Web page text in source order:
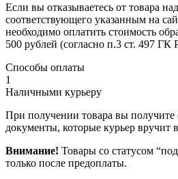
Если вы отказываетесь от товара
соответствующего указанным на
необходимо оплатить стоимость
500 рублей (согласно п.3 ст. 497 ГК
Способы оплаты
1
Наличными курьеру
При получении товара вы получите
документы, которые курьер вручит
Внимание! Товары со статусом
только после предоплаты.